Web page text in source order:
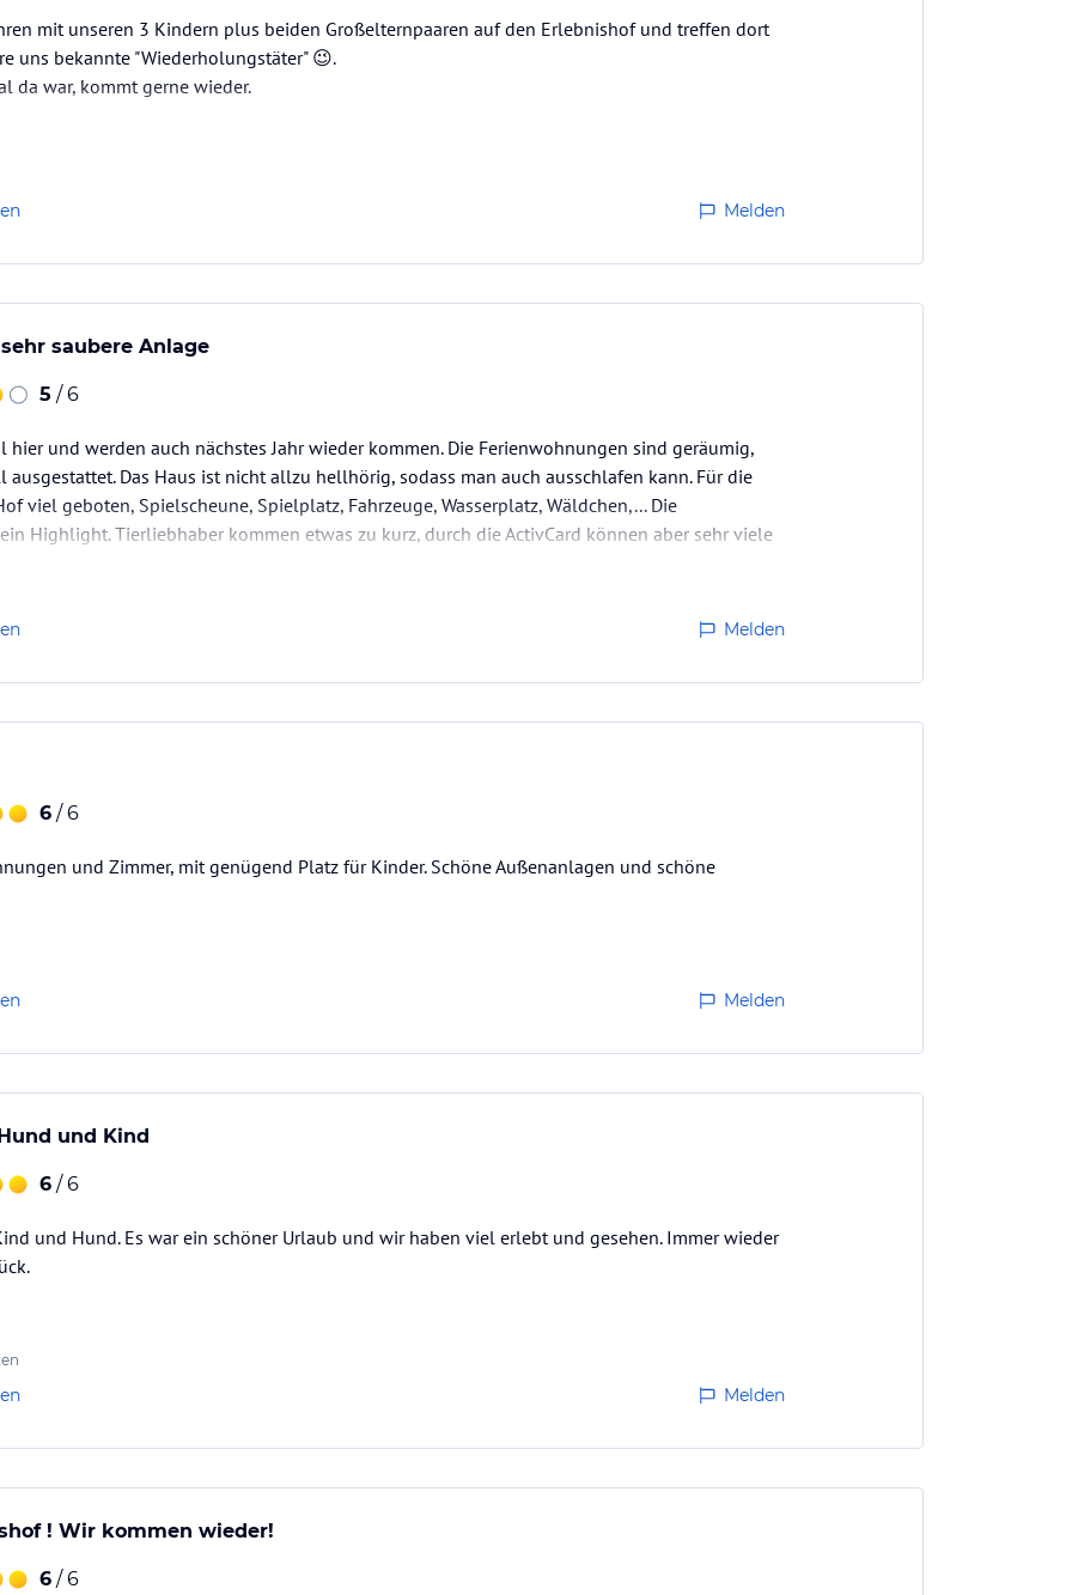
mit unseren 3 Kindern plus beiden Großelternpaaren auf den Erlebnishof und treffen dort
uns bekannte "Wiederholungstäter" 😉.
da war, kommt gerne wieder.
Tischkicker und vieles mehr. So entstehen auch schnell Freundschaften was den Erwachsenen
und erholsame Stunden in der Wellnessoase…
Melden
saubere Anlage
5 / 6
hier und werden auch nächstes Jahr wieder kommen. Die Ferienwohnungen sind geräumig,
ausgestattet. Das Haus ist nicht allzu hellhörig, sodass man auch ausschlafen kann. Für die
viel geboten, Spielscheune, Spielplatz, Fahrzeuge, Wasserplatz, Wäldchen,... Die
Highlight. Tierliebhaber kommen etwas zu kurz, durch die ActivCard können aber sehr viele
Melden
6 / 6
und Zimmer, mit genügend Platz für Kinder. Schöne Außenanlagen und schöne
Melden
und Kind
6 / 6
und Hund. Es war ein schöner Urlaub und wir haben viel erlebt und gesehen. Immer wieder
Melden
! Wir kommen wieder!
6 / 6